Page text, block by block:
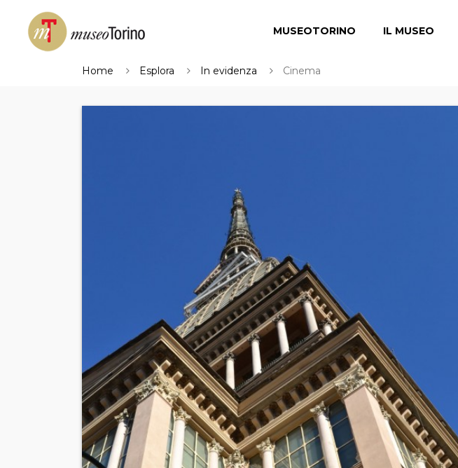
MUSEOTORINO IL MUSEO
Home Esplora In evidenza Cinema